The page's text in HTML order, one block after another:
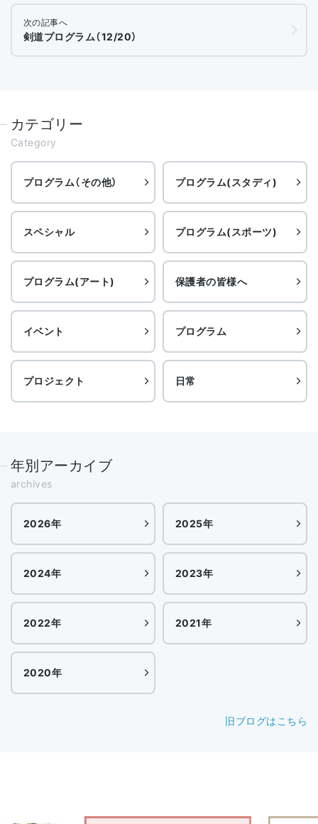
次の記事へ
剣道プログラム（12/20）
カテゴリー
Category
プログラム（その他） プログラム(スタディ)
スペシャル プログラム(スポーツ)
プログラム(アート) 保護者の皆様へ
イベント プログラム
プロジェクト 日常
年別アーカイブ
archives
2026年 2025年
2024年 2023年
2022年 2021年
2020年
旧ブログはこちら